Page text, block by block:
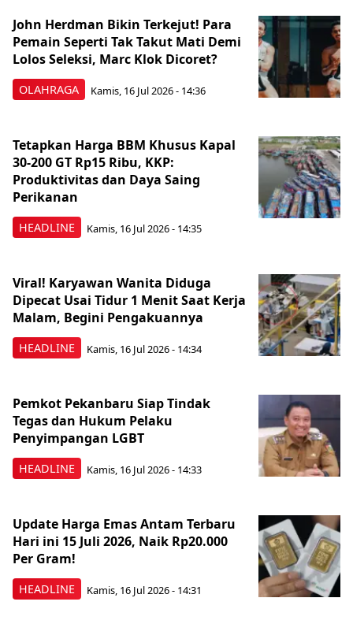
OLAHRAGA
John Herdman Bikin Terkejut! Para
Pemain Seperti Tak Takut Mati Demi
Lolos Seleksi, Marc Klok Dicoret?
Kamis, 16 Jul 2026 - 14:36
HEADLINE
Tetapkan Harga BBM Khusus Kapal
30-200 GT Rp15 Ribu, KKP:
Produktivitas dan Daya Saing
Perikanan
Kamis, 16 Jul 2026 - 14:35
HEADLINE
Viral! Karyawan Wanita Diduga
Dipecat Usai Tidur 1 Menit Saat Kerja
Malam, Begini Pengakuannya
Kamis, 16 Jul 2026 - 14:34
HEADLINE
Pemkot Pekanbaru Siap Tindak
Tegas dan Hukum Pelaku
Penyimpangan LGBT
Kamis, 16 Jul 2026 - 14:33
HEADLINE
Update Harga Emas Antam Terbaru
Hari ini 15 Juli 2026, Naik Rp20.000
Per Gram!
Kamis, 16 Jul 2026 - 14:31